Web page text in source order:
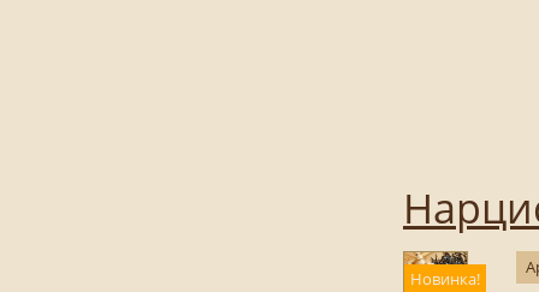
Новинка!